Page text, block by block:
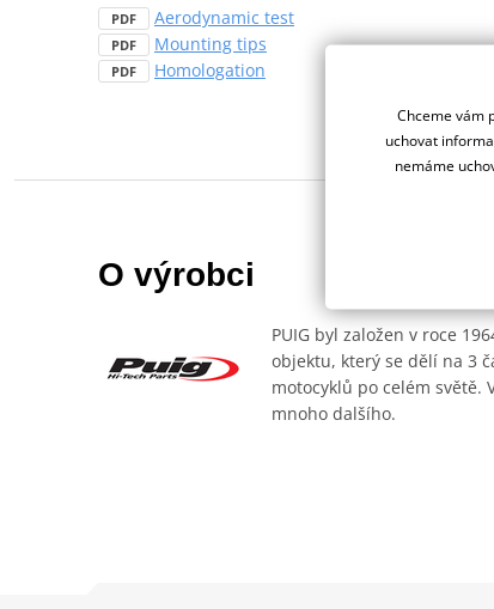
PDF Aerodynamic test
PDF Mounting tips
PDF Homologation
O výrobci
PUIG byl založen v roce
objektu, který se dělí na 3
motocyklů po celém
mnoho dalšího.
Chceme vám
uchovat
nemáme